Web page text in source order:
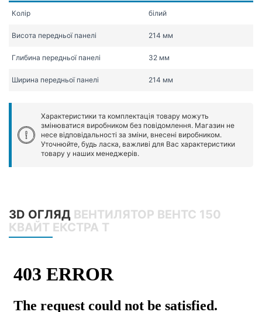
Колір білий
Висота передньої панелі 214 мм
Глибина передньої панелі 32 мм
Ширина передньої панелі 214 мм
Характеристики та комплектація товару можуть
змінюватися виробником без повідомлення. Магазин не
несе відповідальності за зміни, внесені виробником.
Уточнюйте, будь ласка, важливі для Вас характеристики
товару у наших менеджерів.
3D ОГЛЯД ВЕНТИЛЯТОР ВЕНТС 150
КВАЙТ ЕКСТРА Т